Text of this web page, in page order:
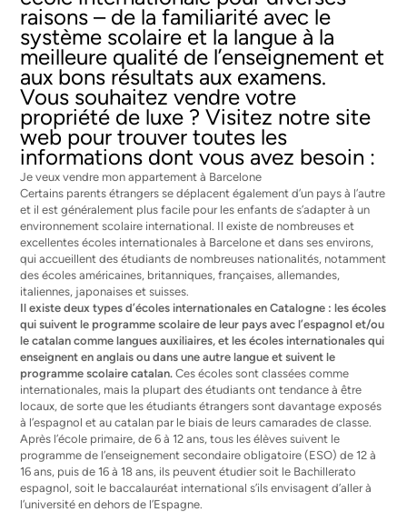
raisons – de la familiarité avec le
système scolaire et la langue à la
meilleure qualité de l’enseignement et
aux bons résultats aux examens.
Vous souhaitez vendre votre
propriété de luxe ? Visitez notre site
web pour trouver toutes les
informations dont vous avez besoin :
Je veux vendre mon appartement à Barcelone
Certains parents étrangers se déplacent également d’un pays à l’autre
et il est généralement plus facile pour les enfants de s’adapter à un
environnement scolaire international. Il existe de nombreuses et
excellentes écoles internationales à Barcelone et dans ses environs,
qui accueillent des étudiants de nombreuses nationalités, notamment
des écoles américaines, britanniques, françaises, allemandes,
italiennes, japonaises et suisses.
Il existe deux types d’écoles internationales en Catalogne : les écoles
qui suivent le programme scolaire de leur pays avec l’espagnol et/ou
le catalan comme langues auxiliaires, et les écoles internationales qui
enseignent en anglais ou dans une autre langue et suivent le
programme scolaire catalan. Ces écoles sont classées comme
internationales, mais la plupart des étudiants ont tendance à être
locaux, de sorte que les étudiants étrangers sont davantage exposés
à l’espagnol et au catalan par le biais de leurs camarades de classe.
Après l’école primaire, de 6 à 12 ans, tous les élèves suivent le
programme de l’enseignement secondaire obligatoire (ESO) de 12 à
16 ans, puis de 16 à 18 ans, ils peuvent étudier soit le Bachillerato
espagnol, soit le baccalauréat international s’ils envisagent d’aller à
l’université en dehors de l’Espagne.